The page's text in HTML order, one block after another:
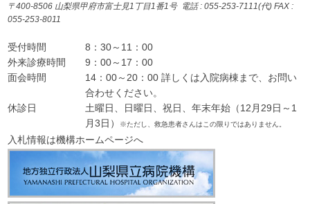
〒400-8506 山梨県甲府市富士見1丁目1番1号 電話 : 055-253-7111(代) FAX :
055-253-8011
受付時間
8：30～11：00
外来診療時間
9：00～17：00
面会時間
14：00～20：00 詳しくは入院病棟まで、お問い
合わせください。
休診日
土曜日、日曜日、祝日、年末年始（12月29日～1
月3日）
※ただし、救急患者さんはこの限りではありません。
入札情報は機構ホームページへ